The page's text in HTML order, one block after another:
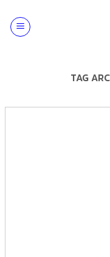
content
TAG